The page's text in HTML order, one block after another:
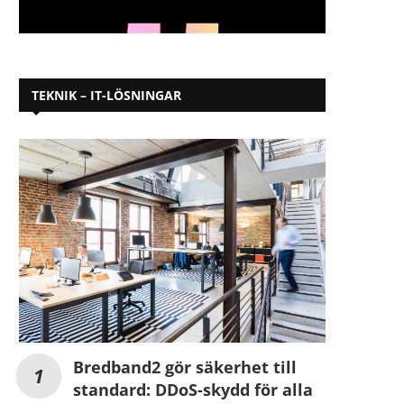
TEKNIK – IT-LÖSNINGAR
Bredband2 gör säkerhet till
standard: DDoS-skydd för alla